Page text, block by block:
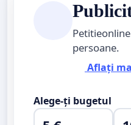
persoane.
Aflați
Alege-ți bugetul